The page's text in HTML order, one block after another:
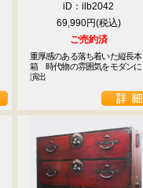
iD：ilb2042
69,990円
ご売約済
重厚感のある落ち着いた縦長本
箱　時代物の雰囲気をモダンに
演出